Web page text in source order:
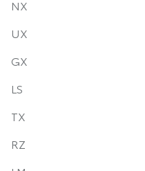
NX
UX
GX
LS
TX
RZ